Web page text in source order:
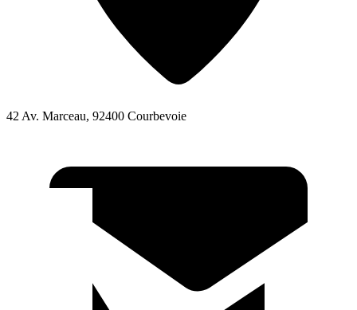
42 Av. Marceau, 92400 Courbevoie